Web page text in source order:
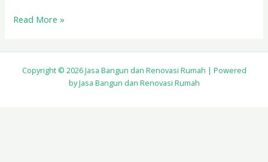
Read More »
Copyright © 2026 Jasa Bangun dan Renovasi Rumah | Powered
by Jasa Bangun dan Renovasi Rumah